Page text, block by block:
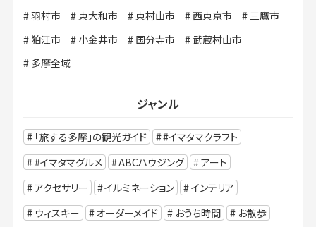
羽村市
東大和市 東村山市 西東京市
三鷹市
狛江市
小金井市 国分寺市
武蔵村山市
多摩全域
ジャンル
「旅する多摩」の観光ガイド
#イマタマクラフト
#イマタマグルメ
ABCハウジング
アート
アクセサリー
イルミネーション
インテリア
ウィスキー
オーダーメイド おうち時間
お散歩